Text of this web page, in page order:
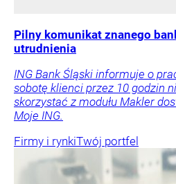
Pilny komunikat znanego
utrudnienia
ING Bank Śląski informuje o
sobotę klienci przez 10 godzin
skorzystać z modułu Makler
Moje ING.
Firmy i rynkiTwój portfel